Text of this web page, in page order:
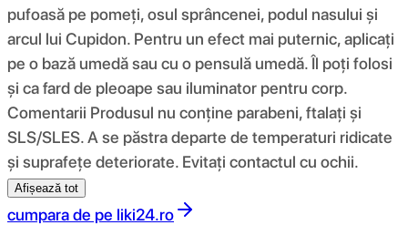
pufoasă pe pomeți, osul sprâncenei, podul nasului și
arcul lui Cupidon. Pentru un efect mai puternic, aplicați
pe o bază umedă sau cu o pensulă umedă. Îl poți folosi
și ca fard de pleoape sau iluminator pentru corp.
Comentarii Produsul nu conține parabeni, ftalați și
SLS/SLES. A se păstra departe de temperaturi ridicate
și suprafețe deteriorate. Evitați contactul cu ochii.
Afișează tot
cumpara de pe liki24.ro